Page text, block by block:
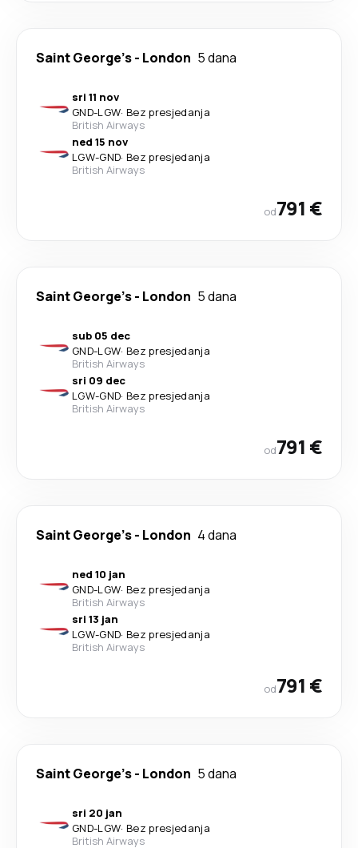
Saint George's- London 5 dana
sri 11 nov
GND-LGW· Bez presjedanja
British Airways
ned 15 nov
LGW-GND· Bez presjedanja
British Airways
od791 €
Saint George's- London 5 dana
sub 05 dec
GND-LGW· Bez presjedanja
British Airways
sri 09 dec
LGW-GND· Bez presjedanja
British Airways
od791 €
Saint George's- London 4 dana
ned 10 jan
GND-LGW· Bez presjedanja
British Airways
sri 13 jan
LGW-GND· Bez presjedanja
British Airways
od791 €
Saint George's- London 5 dana
sri 20 jan
GND-LGW· Bez presjedanja
British Airways